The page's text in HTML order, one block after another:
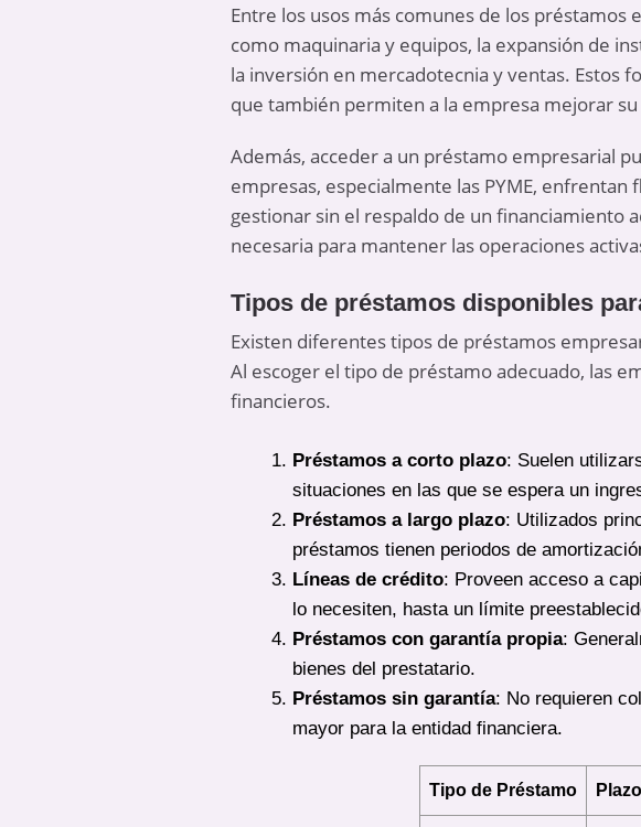
Entre los usos más comunes de los
como maquinaria y equipos, la expansión de
la inversión en mercadotecnia y ventas. Estos
que también permiten a la empresa mejorar
Además, acceder a un préstamo empresarial
empresas, especialmente las PYME,
gestionar sin el respaldo de un financiamiento
necesaria para mantener las operaciones
Tipos de préstamos disponibles
Existen diferentes tipos de préstamos
Al escoger el tipo de préstamo adecuado, las
financieros.
Préstamos a corto plazo: Suelen
situaciones en las que se espera un
Préstamos a largo plazo: Utilizados
préstamos tienen periodos de
Líneas de crédito: Proveen acceso a
lo necesiten, hasta un límite
Préstamos con garantía propia:
bienes del prestatario.
Préstamos sin garantía: No requieren
mayor para la entidad financiera.
Tipo de Préstamo Plazo